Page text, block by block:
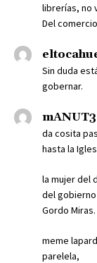
librerías, no
Del
Sin duda
gobernar.
mANUT3
da cosita
hasta la
la mujer del
del
Gordo
meme
parelela,